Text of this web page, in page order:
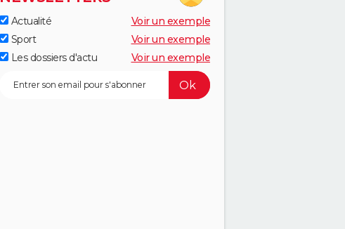
Actualité
Voir un exemple
Sport
Voir un exemple
Les dossiers d'actu
Voir un exemple